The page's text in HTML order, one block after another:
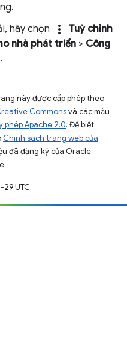
hãy chọn
more_vert
Tuỳ chỉnh
nhà phát triển > Công
.
này được cấp phép theo
Commonsvà các mẫu
phép Apache 2.0. Để biết
Chính sách trang web của
đã đăng ký của Oracle
UTC.